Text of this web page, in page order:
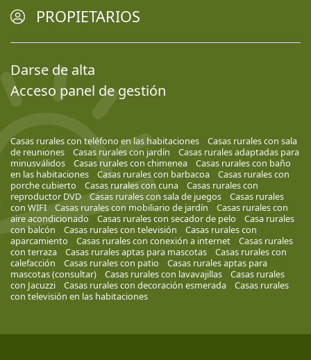
PROPIETARIOS
Darse de alta
Acceso panel de gestión
Casas rurales con teléfono en las habitaciones
Casas rurales con sala
de reuniones
Casas rurales con jardín
Casas rurales adaptadas para
minusválidos
Casas rurales con chimenea
Casas rurales con baño
en las habitaciones
Casas rurales con barbacoa
Casas rurales con
porche cubierto
Casas rurales con cuna
Casas rurales con
reproductor DVD
Casas rurales con sala de juegos
Casas rurales
con WIFI
Casas rurales con mobiliario de jardín
Casas rurales con
aire acondicionado
Casas rurales con secador de pelo
Casa rurales
con balcón
Casas rurales con televisión
Casas rurales con
aparcamiento
Casas rurales con conexión a internet
Casas rurales
con terraza
Casas rurales aptas para mascotas
Casas rurales con
calefacción
Casas rurales con patio
Casas rurales aptas para
mascotas (consultar)
Casas rurales con lavavajillas
Casas rurales
con Jacuzzi
Casas rurales con decoración esmerada
Casas rurales
con televisión en las habitaciones